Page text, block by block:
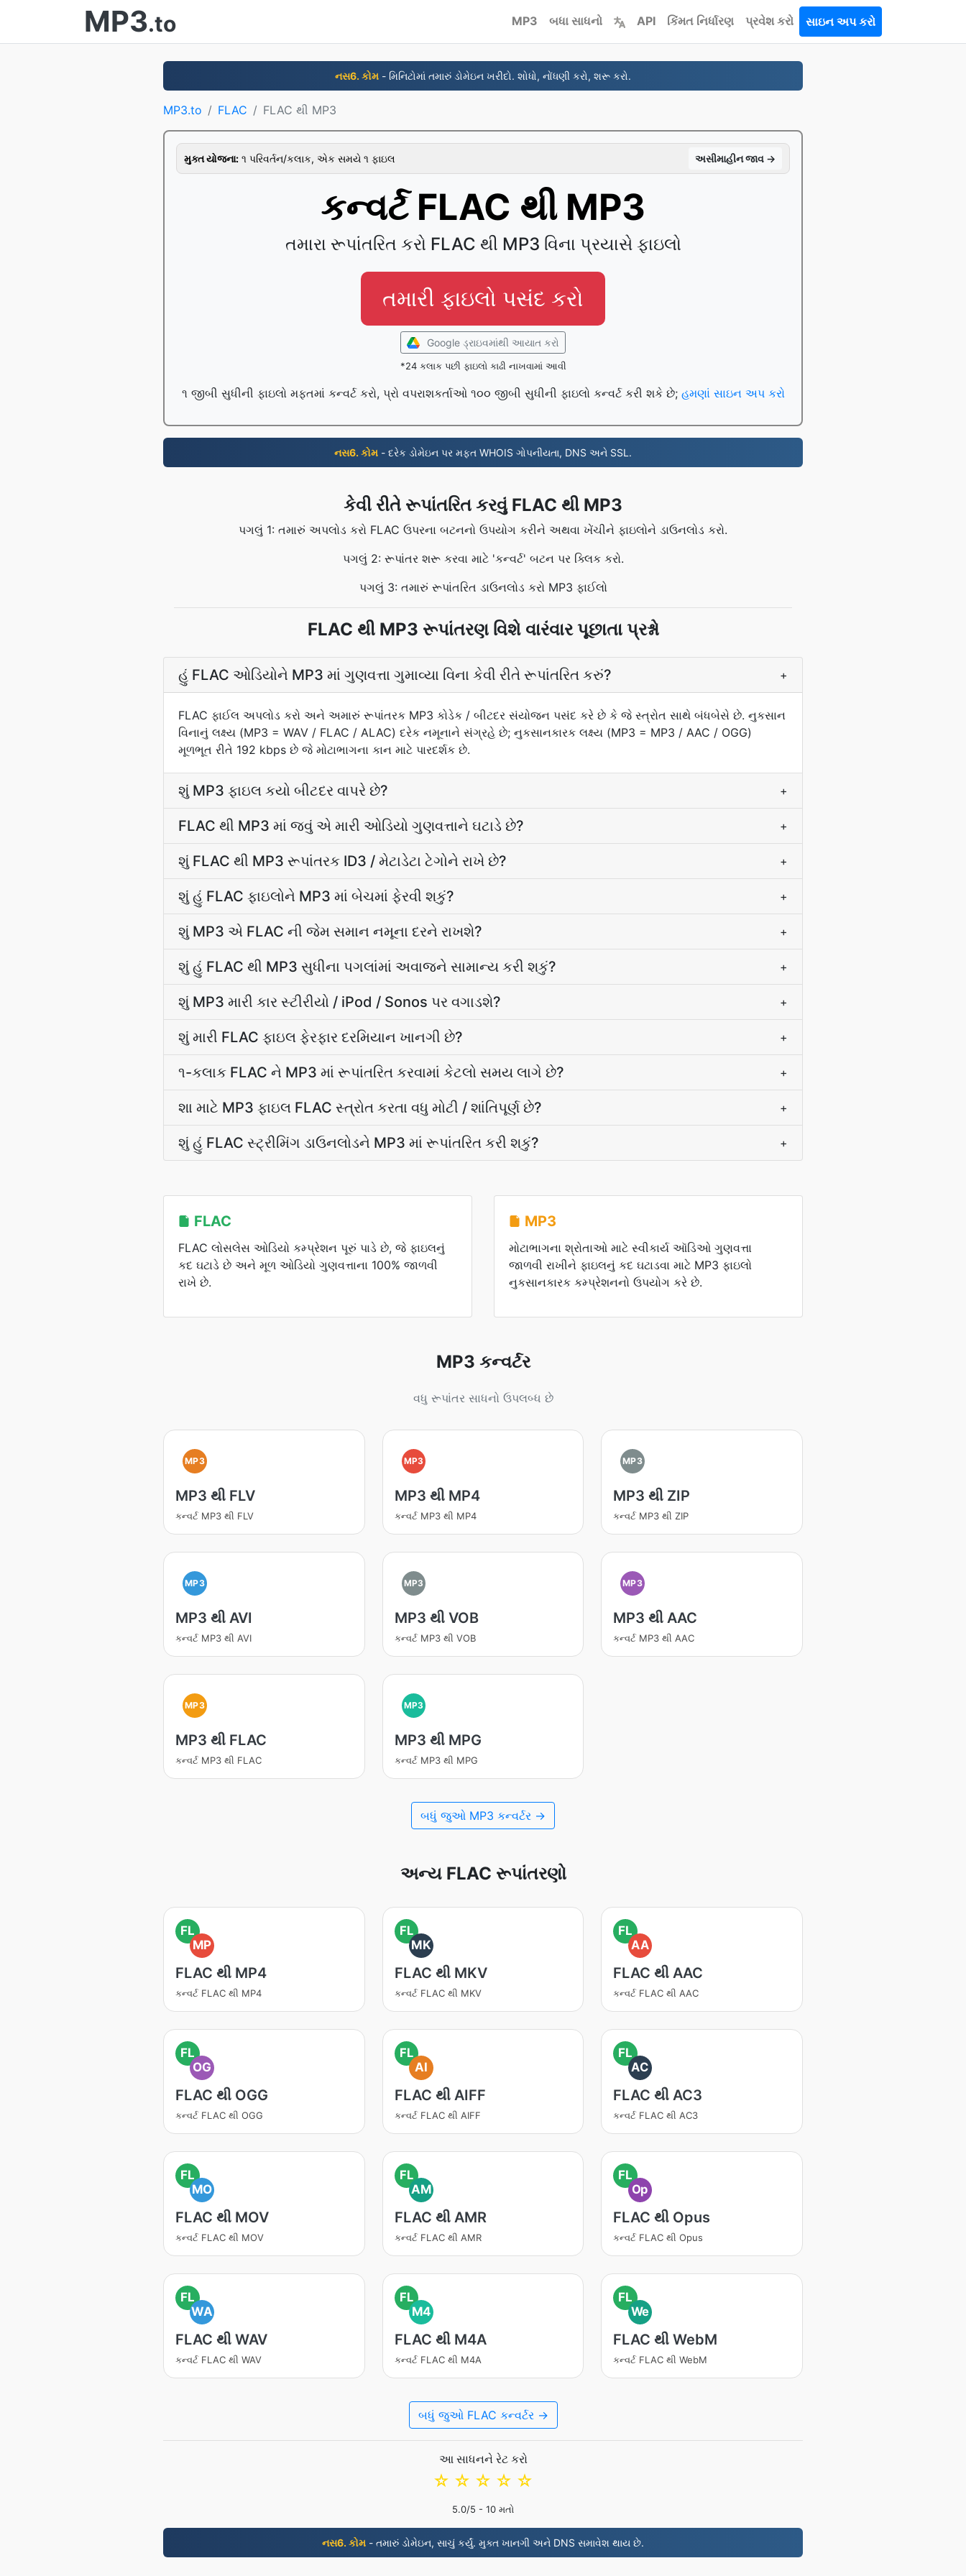
MP3.to MP3 બધા સાધનો API કિંમત નિર્ધારણ પ્રવેશ કરો સાઇન અપ કરો
નસ6. કોમ - મિનિટોમાં તમારું ડોમેઇન ખરીદો. શોધો, નોંધણી કરો, શરૂ કરો.
MP3.to FLAC FLAC થી MP3
મુક્ત યોજના: ૧ પરિવર્તન/કલાક, એક સમયે ૧ ફાઇલ અસીમાહીન જાવ →
કન્વર્ટ FLAC થી MP3
તમારા રૂપાંતરિત કરો FLAC થી MP3 વિના પ્રયાસે ફાઇલો
તમારી ફાઇલો પસંદ કરો
Google ડ્રાઇવમાંથી આયાત કરો
*24 કલાક પછી ફાઇલો કાઢી નાખવામાં આવી
૧ જીબી સુધીની ફાઇલો મફતમાં કન્વર્ટ કરો, પ્રો વપરાશકર્તાઓ ૧૦૦ જીબી સુધીની ફાઇલો કન્વર્ટ કરી શકે છે; હમણાં સાઇન અપ કરો
નસ6. કોમ - દરેક ડોમેઇન પર મફત WHOIS ગોપનીયતા, DNS અને SSL.
કેવી રીતે રૂપાંતરિત કરવું FLAC થી MP3
પગલું 1: તમારું અપલોડ કરો FLAC ઉપરના બટનનો ઉપયોગ કરીને અથવા ખેંચીને ફાઇલોને ડાઉનલોડ કરો.
પગલું 2: રૂપાંતર શરૂ કરવા માટે 'કન્વર્ટ' બટન પર ક્લિક કરો.
પગલું 3: તમારું રૂપાંતરિત ડાઉનલોડ કરો MP3 ફાઈલો
FLAC થી MP3 રૂપાંતરણ વિશે વારંવાર પૂછાતા પ્રશ્નો
હું FLAC ઓડિયોને MP3 માં ગુણવત્તા ગુમાવ્યા વિના કેવી રીતે રૂપાંતરિત કરું? +
FLAC ફાઈલ અપલોડ કરો અને અમારું રૂપાંતરક MP3 કોડેક / બીટદર સંયોજન પસંદ કરે છે કે જે સ્ત્રોત સાથે બંધબેસે છે. નુકસાન
વિનાનું લક્ષ્ય (MP3 = WAV / FLAC / ALAC) દરેક નમૂનાને સંગ્રહે છે; નુકસાનકારક લક્ષ્ય (MP3 = MP3 / AAC / OGG)
મૂળભૂત રીતે 192 kbps છે જે મોટાભાગના કાન માટે પારદર્શક છે.
શું MP3 ફાઇલ કયો બીટદર વાપરે છે? +
FLAC થી MP3 માં જવું એ મારી ઓડિયો ગુણવત્તાને ઘટાડે છે? +
શું FLAC થી MP3 રૂપાંતરક ID3 / મેટાડેટા ટેગોને રાખે છે? +
શું હું FLAC ફાઇલોને MP3 માં બેચમાં ફેરવી શકું? +
શું MP3 એ FLAC ની જેમ સમાન નમૂના દરને રાખશે? +
શું હું FLAC થી MP3 સુધીના પગલાંમાં અવાજને સામાન્ય કરી શકું? +
શું MP3 મારી કાર સ્ટીરીયો / iPod / Sonos પર વગાડશે? +
શું મારી FLAC ફાઇલ ફેરફાર દરમિયાન ખાનગી છે? +
૧-કલાક FLAC ને MP3 માં રૂપાંતરિત કરવામાં કેટલો સમય લાગે છે? +
શા માટે MP3 ફાઇલ FLAC સ્ત્રોત કરતા વધુ મોટી / શાંતિપૂર્ણ છે? +
શું હું FLAC સ્ટ્રીમિંગ ડાઉનલોડને MP3 માં રૂપાંતરિત કરી શકું? +
FLAC
FLAC લોસલેસ ઓડિયો કમ્પ્રેશન પૂરું પાડે છે, જે ફાઇલનું
કદ ઘટાડે છે અને મૂળ ઓડિયો ગુણવત્તાના 100% જાળવી
રાખે છે.
MP3
મોટાભાગના શ્રોતાઓ માટે સ્વીકાર્ય ઑડિઓ ગુણવત્તા
જાળવી રાખીને ફાઇલનું કદ ઘટાડવા માટે MP3 ફાઇલો
નુકસાનકારક કમ્પ્રેશનનો ઉપયોગ કરે છે.
MP3 કન્વર્ટર
વધુ રૂપાંતર સાધનો ઉપલબ્ધ છે
MP3
MP3 થી FLV
કન્વર્ટ MP3 થી FLV
MP3
MP3 થી MP4
કન્વર્ટ MP3 થી MP4
MP3
MP3 થી ZIP
કન્વર્ટ MP3 થી ZIP
MP3
MP3 થી AVI
કન્વર્ટ MP3 થી AVI
MP3
MP3 થી VOB
કન્વર્ટ MP3 થી VOB
MP3
MP3 થી AAC
કન્વર્ટ MP3 થી AAC
MP3
MP3 થી FLAC
કન્વર્ટ MP3 થી FLAC
MP3
MP3 થી MPG
કન્વર્ટ MP3 થી MPG
બધું જુઓ MP3 કન્વર્ટર →
અન્ય FLAC રૂપાંતરણો
FL
MP
FLAC થી MP4
કન્વર્ટ FLAC થી MP4
FL
MK
FLAC થી MKV
કન્વર્ટ FLAC થી MKV
FL
AA
FLAC થી AAC
કન્વર્ટ FLAC થી AAC
FL
OG
FLAC થી OGG
કન્વર્ટ FLAC થી OGG
FL
AI
FLAC થી AIFF
કન્વર્ટ FLAC થી AIFF
FL
AC
FLAC થી AC3
કન્વર્ટ FLAC થી AC3
FL
MO
FLAC થી MOV
કન્વર્ટ FLAC થી MOV
FL
AM
FLAC થી AMR
કન્વર્ટ FLAC થી AMR
FL
Op
FLAC થી Opus
કન્વર્ટ FLAC થી Opus
FL
WA
FLAC થી WAV
કન્વર્ટ FLAC થી WAV
FL
M4
FLAC થી M4A
કન્વર્ટ FLAC થી M4A
FL
We
FLAC થી WebM
કન્વર્ટ FLAC થી WebM
બધું જુઓ FLAC કન્વર્ટર →
આ સાધનને રેટ કરો
☆
☆
☆
☆
☆
5.0/5 - 10 મતો
નસ6. કોમ - તમારું ડોમેઇન, સાચું કર્યું. મુક્ત ખાનગી અને DNS સમાવેશ થાય છે.